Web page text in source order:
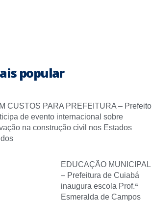
popular
CUSTOS PARA PREFEITURA – Prefeito
de evento internacional sobre
na construção civil nos Estados
EDUCAÇÃO MUNICIPAL
– Prefeitura de Cuiabá
inaugura escola Prof.ª
Esmeralda de Campos